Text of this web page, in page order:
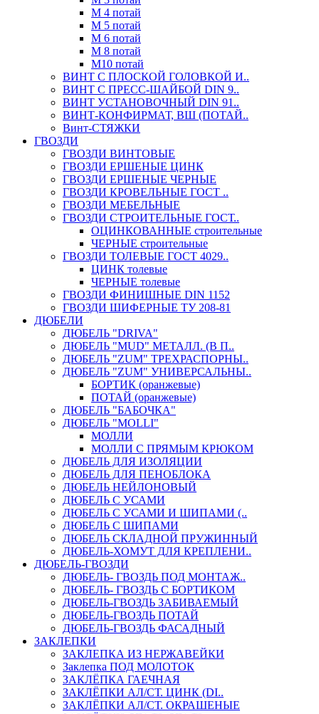
М 4 потай
М 5 потай
М 6 потай
М 8 потай
М10 потай
ВИНТ С ПЛОСКОЙ ГОЛОВКОЙ И..
ВИНТ С ПРЕСС-ШАЙБОЙ DIN 9..
ВИНТ УСТАНОВОЧНЫЙ DIN 91..
ВИНТ-КОНФИРМАТ, ВШ (ПОТАЙ..
Винт-СТЯЖКИ
ГВОЗДИ
ГВОЗДИ ВИНТОВЫЕ
ГВОЗДИ ЕРШЕНЫЕ ЦИНК
ГВОЗДИ ЕРШЕНЫЕ ЧЕРНЫЕ
ГВОЗДИ КРОВЕЛЬНЫЕ ГОСТ ..
ГВОЗДИ МЕБЕЛЬНЫЕ
ГВОЗДИ СТРОИТЕЛЬНЫЕ ГОСТ..
ОЦИНКОВАННЫЕ строительные
ЧЕРНЫЕ строительные
ГВОЗДИ ТОЛЕВЫЕ ГОСТ 4029..
ЦИНК толевые
ЧЕРНЫЕ толевые
ГВОЗДИ ФИНИШНЫЕ DIN 1152
ГВОЗДИ ШИФЕРНЫЕ ТУ 208-81
ДЮБЕЛИ
ДЮБЕЛЬ "DRIVA"
ДЮБЕЛЬ "MUD" МЕТАЛЛ. (В П..
ДЮБЕЛЬ "ZUM" ТРЕХРАСПОРНЫ..
ДЮБЕЛЬ "ZUM" УНИВЕРСАЛЬНЫ..
БОРТИК (оранжевые)
ПОТАЙ (оранжевые)
ДЮБЕЛЬ "БАБОЧКА"
ДЮБЕЛЬ "МOLLI"
МОЛЛИ
МОЛЛИ С ПРЯМЫМ КРЮКОМ
ДЮБЕЛЬ ДЛЯ ИЗОЛЯЦИИ
ДЮБЕЛЬ ДЛЯ ПЕНОБЛОКА
ДЮБЕЛЬ НЕЙЛОНОВЫЙ
ДЮБЕЛЬ С УСАМИ
ДЮБЕЛЬ С УСАМИ И ШИПАМИ (..
ДЮБЕЛЬ С ШИПАМИ
ДЮБЕЛЬ СКЛАДНОЙ ПРУЖИННЫЙ
ДЮБЕЛЬ-ХОМУТ ДЛЯ КРЕПЛЕНИ..
ДЮБЕЛЬ-ГВОЗДИ
ДЮБЕЛЬ- ГВОЗДЬ ПОД МОНТАЖ..
ДЮБЕЛЬ- ГВОЗДЬ С БОРТИКОМ
ДЮБЕЛЬ-ГВОЗДЬ ЗАБИВАЕМЫЙ
ДЮБЕЛЬ-ГВОЗДЬ ПОТАЙ
ДЮБЕЛЬ-ГВОЗДЬ ФАСАДНЫЙ
ЗАКЛЕПКИ
ЗАКЛЕПКА ИЗ НЕРЖАВЕЙКИ
Заклепка ПОД МОЛОТОК
ЗАКЛЁПКА ГАЕЧНАЯ
ЗАКЛЁПКИ АЛ/СТ. ЦИНК (DI..
ЗАКЛЁПКИ АЛ/СТ. ОКРАШЕНЫЕ